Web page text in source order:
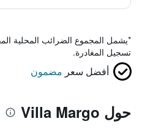
*يشمل المجموع الضرائب المحلية
تسجيل المغادرة.
أفضل سعر مضمون
حول Villa Margo